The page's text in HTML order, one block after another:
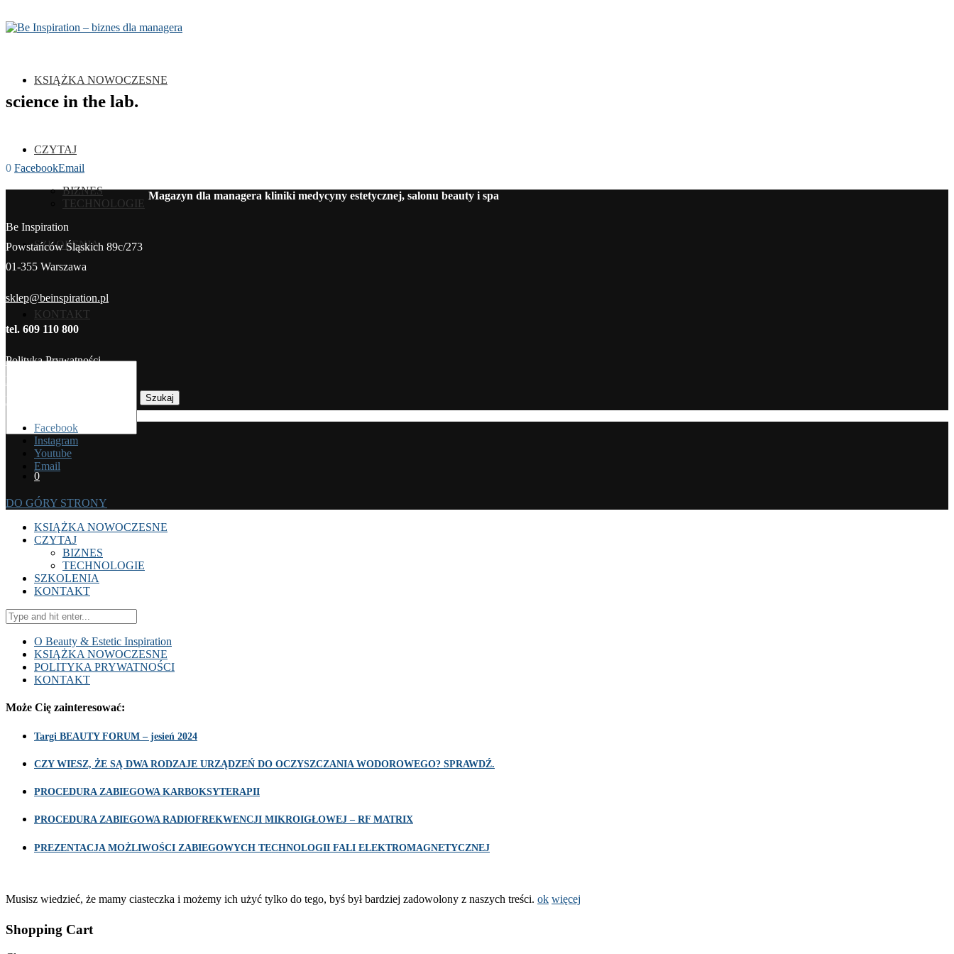
KSIĄŻKA NOWOCZESNE
CZYTAJ
BIZNES
TECHNOLOGIE
SZKOLENIA
KONTAKT
Szukaj
0
science in the lab.
0 FacebookEmail
Magazyn dla managera kliniki medycyny estetycznej, salonu beauty i spa
Be Inspiration
Powstańców Śląskich 89c/273
01-355 Warszawa
sklep@beinspiration.pl
tel. 609 110 800
Polityka Prywatności
Regulamin sprzedaży
Koszty dostawy
Facebook
Instagram
Youtube
Email
DO GÓRY STRONY
KSIĄŻKA NOWOCZESNE
CZYTAJ
BIZNES
TECHNOLOGIE
SZKOLENIA
KONTAKT
O Beauty & Estetic Inspiration
KSIĄŻKA NOWOCZESNE
POLITYKA PRYWATNOŚCI
KONTAKT
Może Cię zainteresować:
Targi BEAUTY FORUM – jesień 2024
CZY WIESZ, ŻE SĄ DWA RODZAJE URZĄDZEŃ DO OCZYSZCZANIA WODOROWEGO? SPRAWDŹ.
PROCEDURA ZABIEGOWA KARBOKSYTERAPII
PROCEDURA ZABIEGOWA RADIOFREKWENCJI MIKROIGŁOWEJ – RF MATRIX
PREZENTACJA MOŻLIWOŚCI ZABIEGOWYCH TECHNOLOGII FALI ELEKTROMAGNETYCZNEJ
Musisz wiedzieć, że mamy ciasteczka i możemy ich użyć tylko do tego, byś był bardziej zadowolony z naszych treści. ok więcej
Shopping Cart